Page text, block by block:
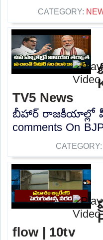
CATEGORY:
TV5 News
బీహార్ రాజకీయాల్లో పీకే
comments On
CATEGORY:
flow | 10tv